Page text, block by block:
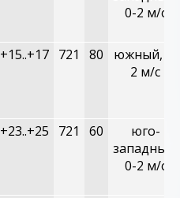
0-2 м/с
+15..+17 721 80
южный, 0-
2 м/с
+23..+25 721 60
юго-
западный,
0-2 м/с